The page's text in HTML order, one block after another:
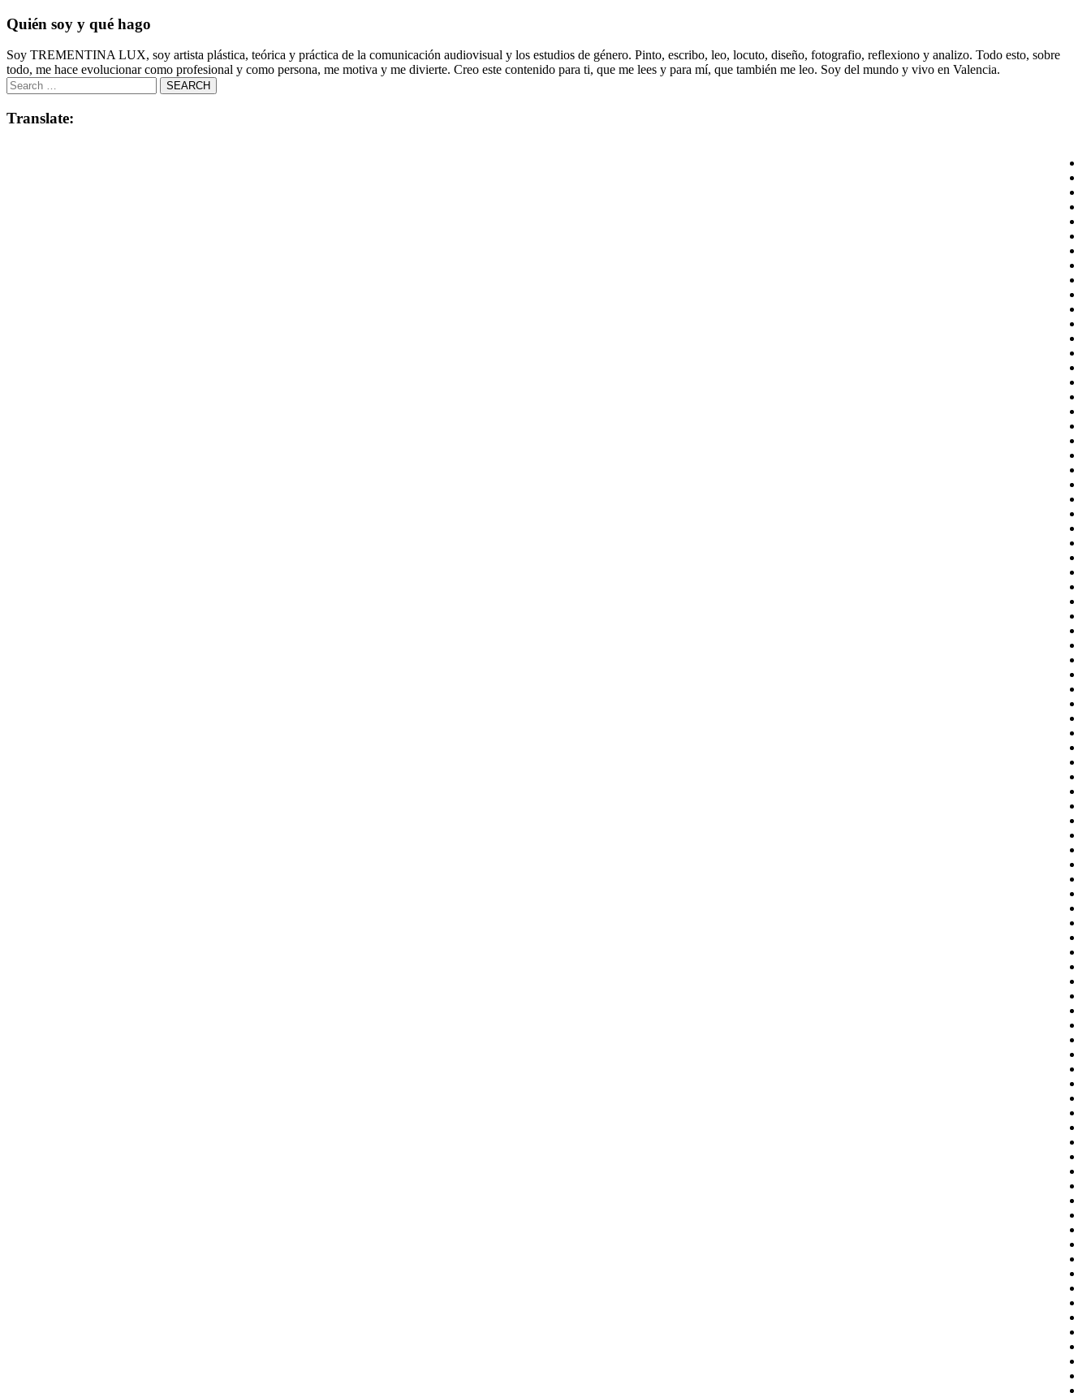
Quién soy y qué hago
Soy TREMENTINA LUX, soy artista plástica, teórica y práctica de la comunicación audiovisual y los estudios de género. Pinto, escribo, leo, locuto, diseño, fotografio, reflexiono y analizo. Todo esto, sobre
todo, me hace evolucionar como profesional y como persona, me motiva y me divierte. Creo este contenido para ti, que me lees y para mí, que también me leo. Soy del mundo y vivo en Valencia.
Translate: